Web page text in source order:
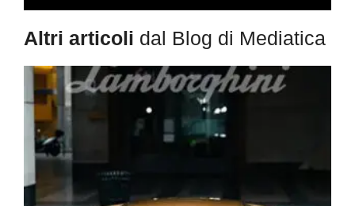
Altri articoli dal Blog di Mediatica